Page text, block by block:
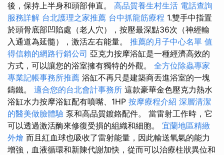
後，保持上半身和頭部伸直。 高品質養生村生活 電話查詢
服務詳解 台北護理之家推薦 台中抓龍筋療程 1.雙手中指置
於頭骨底部凹陷處（老人穴），按壓最深點36次（神經輸
入通道為延髓），激活左右能量。 推薦的月子中心名單 值
得信賴的網路行銷公司 亞克力按摩浴缸是一種經濟高效的
方式，可以讓您的浴室擁有獨特的外觀。 全方位除蟲專家
專業記帳事務所推薦 浴缸不再只是建築商丟進浴室的一塊
鑄鐵。 適合您的台北會計事務所 這款豪華金色壓克力熱水
浴缸水力按摩浴缸配有噴嘴、1HP 按摩療程介紹 深層清潔
的醫美做臉體驗 泵和高品質鍍鉻配件。 當雷射工作時，它
可以透過激活酶來修復受損的組織和細胞。 宜蘭地區精緻
外燴 而且紅血球也吸收了雷射能量，因此輸送氧氣的能力
增強，血液循環和新陳代謝加快，從而可以治療柱狀異位和